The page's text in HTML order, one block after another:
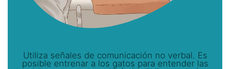
Utiliza señales de comunicación no verbal. Es
posible entrenar a los gatos para entender las